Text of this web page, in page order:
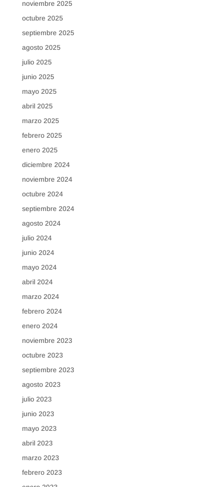
noviembre 2025
octubre 2025
septiembre 2025
agosto 2025
julio 2025
junio 2025
mayo 2025
abril 2025
marzo 2025
febrero 2025
enero 2025
diciembre 2024
noviembre 2024
octubre 2024
septiembre 2024
agosto 2024
julio 2024
junio 2024
mayo 2024
abril 2024
marzo 2024
febrero 2024
enero 2024
noviembre 2023
octubre 2023
septiembre 2023
agosto 2023
julio 2023
junio 2023
mayo 2023
abril 2023
marzo 2023
febrero 2023